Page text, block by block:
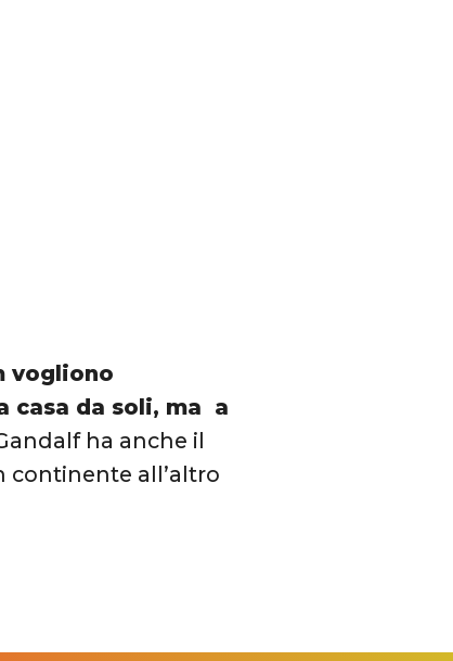
vogliono
casa da soli, ma a
ha anche il
continente all’altro